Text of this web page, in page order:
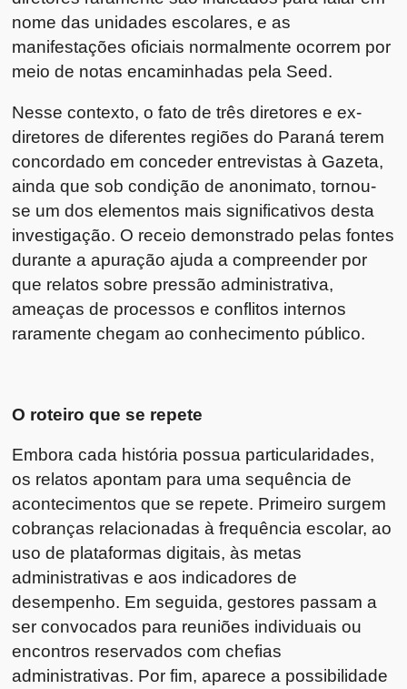
nome das unidades escolares, e as
manifestações oficiais normalmente ocorrem por
meio de notas encaminhadas pela Seed.
Nesse contexto, o fato de três diretores e ex-
diretores de diferentes regiões do Paraná terem
concordado em conceder entrevistas à Gazeta,
ainda que sob condição de anonimato, tornou-
se um dos elementos mais significativos desta
investigação. O receio demonstrado pelas fontes
durante a apuração ajuda a compreender por
que relatos sobre pressão administrativa,
ameaças de processos e conflitos internos
raramente chegam ao conhecimento público.
O roteiro que se repete
Embora cada história possua particularidades,
os relatos apontam para uma sequência de
acontecimentos que se repete. Primeiro surgem
cobranças relacionadas à frequência escolar, ao
uso de plataformas digitais, às metas
administrativas e aos indicadores de
desempenho. Em seguida, gestores passam a
ser convocados para reuniões individuais ou
encontros reservados com chefias
administrativas. Por fim, aparece a possibilidade